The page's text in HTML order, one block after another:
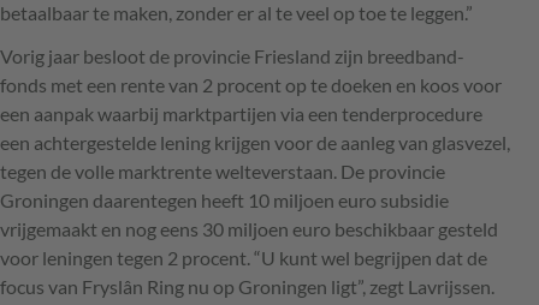
betaalbaar te maken, zonder er al te veel op toe te leggen.”
Vorig jaar besloot de provincie Friesland zijn breedband-
fonds met een rente van 2 procent op te doeken en koos voor
een aanpak waarbij marktpartijen via een tenderprocedure
een achtergestelde lening krijgen voor de aanleg van glasvezel,
tegen de volle marktrente welteverstaan. De provincie
Groningen daarentegen heeft 10 miljoen euro subsidie
vrijgemaakt en nog eens 30 miljoen euro beschikbaar gesteld
voor leningen tegen 2 procent. “U kunt wel begrijpen dat de
focus van Fryslân Ring nu op Groningen ligt”, zegt Lavrijssen.